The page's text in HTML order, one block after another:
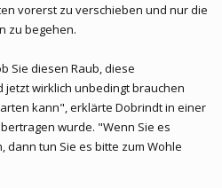
vorerst zu verschieben und nur die
zu begehen.
Sie diesen Raub, diese
wirklich unbedingt brauchen
kann", erklärte Dobrindt in einer
wurde. "Wenn Sie es
tun Sie es bitte zum Wohle